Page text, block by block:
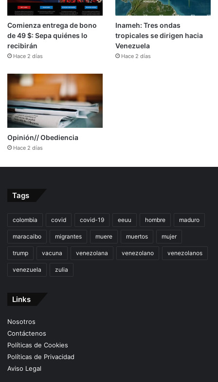
Comienza entrega de bono
de 49 $: Sepa quiénes lo
recibirán
Hace 2 días
Inameh: Tres ondas
tropicales se dirigen hacia
Venezuela
Hace 2 días
Opinión// Obediencia
Hace 2 días
Tags
colombia covid covid-19 eeuu hombre maduro
maracaibo migrantes muere muertos mujer
trump vacuna venezolana venezolano venezolanos
venezuela zulia
Links
Nosotros
Contáctenos
Políticas de Cookies
Políticas de Privacidad
Aviso Legal